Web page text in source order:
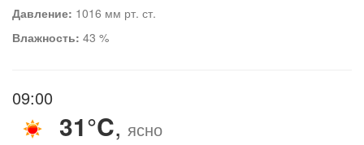
Давление: 1016 мм рт. ст.
Влажность: 43 %
09:00
31°C, ясно